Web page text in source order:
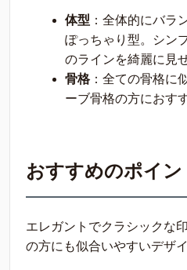
体型 ：全体的にバラ
ぽっちゃり型。シン
のラインを綺麗に見
骨格：全ての骨格に
ーブ骨格の方におす
おすすめのポイン
エレガントでクラシックな
の方にも似合いやすいデザイ